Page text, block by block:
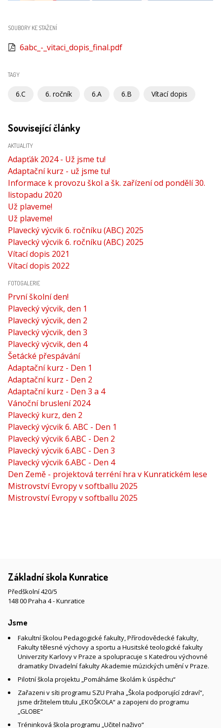
SOUBORY KE STAŽENÍ
6abc_-_vitaci_dopis_final.pdf
TAGY
6.C 6. ročník 6.A 6.B Vítací dopis
Související články
AKTUALITY
Adapťák 2024 - Už jsme tu!
Adaptační kurz - už jsme tu!
Informace k provozu škol a šk. zařízení od pondělí 30.
listopadu 2020
Už plaveme!
Už plaveme!
Plavecký výcvik 6. ročníku (ABC) 2025
Plavecký výcvik 6. ročníku (ABC) 2025
Vítací dopis 2021
Vítací dopis 2022
FOTOGALERIE
První školní den!
Plavecký výcvik, den 1
Plavecký výcvik, den 2
Plavecký výcvik, den 3
Plavecký výcvik, den 4
Šetácké přespávání
Adaptační kurz - Den 1
Adaptační kurz - Den 2
Adaptační kurz - Den 3 a 4
Vánoční bruslení 2024
Plavecký kurz, den 2
Plavecký výcvik 6. ABC - Den 1
Plavecký výcvik 6.ABC - Den 2
Plavecký výcvik 6.ABC - Den 3
Plavecký výcvik 6.ABC - Den 4
Den Země - projektová terréní hra v Kunratickém lese
Mistrovství Evropy v softballu 2025
Mistrovství Evropy v softballu 2025
Základní škola Kunratice
Předškolní 420/5
148 00 Praha 4 - Kunratice
Jsme
Fakultní školou Pedagogické fakulty, Přírodovědecké fakulty,
Fakulty tělesné výchovy a sportu a Husitské teologické fakulty
Univerzity Karlovy v Praze a spolupracuje s Katedrou výchovné
dramatiky Divadelní fakulty Akademie múzických umění v Praze.
Pilotní škola projektu „Pomáháme školám k úspěchu“
Zařazeni v síti programu SZU Praha „Škola podporující zdraví“,
jsme držitelem titulu „EKOŠKOLA“ a zapojeni do programu
„GLOBE“
Tréninková škola programu „Učitel naživo“